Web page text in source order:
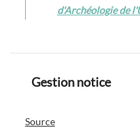
d'Archéologie de
Gestion notice
Source